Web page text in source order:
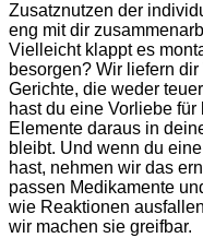
Zusatznutzen der
eng mit dir
Vielleicht klappt es
besorgen? Wir liefern
Gerichte, die weder
hast du eine Vorliebe
Elemente daraus in
bleibt. Und wenn du
hast, nehmen wir das
passen Medikamente
wie Reaktionen
wir machen sie greifbar.